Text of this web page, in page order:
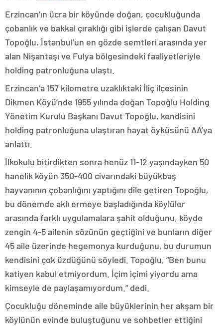
Erzincan’ın ücra bir köyünde doğan, çocukluğunda
çobanlık ve bakkal çıraklığı gibi işlerde çalışan Davut
Topoğlu, İstanbul’un en gözde semtleri arasında yer
alan Nişantaşı ve Fulya bölgesindeki faaliyetleriyle
holding patronluğuna ulaştı.
Erzincan’a 157 kilometre uzaklıktaki İliç ilçesinin
Dikmen Köyü’nde 1955 yılında doğan Topoğlu Holding
Yönetim Kurulu Başkanı Davut Topoğlu, kendisini
holding patronluğuna ulaştıran hayat öyküsünü AA’ya
anlattı.
İlkokulu bitirdikten sonra henüz 11-12 yaşındayken 50
hanelik köyün 350-400 civarındaki büyükbaş
hayvanının çobanlığını yaptığını dile getiren Topoğlu,
bu dönemde aklı ermeye başladığında köylüler
arasında farklı uygulamalara şahit olduğunu, köyde
zengin 4-5 ailenin sözünün geçtiğini ve bunların diğer
45 aile üzerinde hegemonya kurduğunu, bu durumun
kendisini çok üzdüğünü söyledi. Topoğlu, “Ben bunu
katiyen kabul etmiyordum. İçim içimi yiyordu ama
kimseyle de paylaşamıyordum.” dedi.
Çocukluğu döneminde aile büyüklerinin her akşam bir
köylünün evinde buluştuğunu ve sohbetler ettiğini